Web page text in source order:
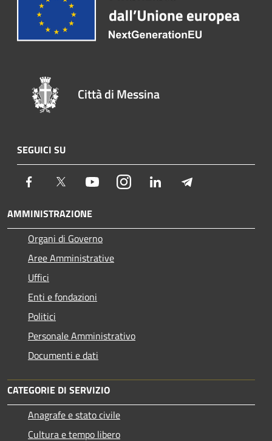
Città di Messina
SEGUICI SU
Facebook Twitter YoutubeInstagram LinkedIn
AMMINISTRAZIONE
Organi di Governo
Aree Amministrative
Uffici
Enti e fondazioni
Politici
Personale Amministrativo
Documenti e dati
CATEGORIE DI SERVIZIO
Anagrafe e stato civile
Cultura e tempo libero